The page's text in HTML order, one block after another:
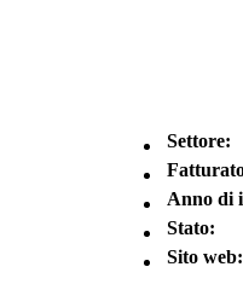
Settore:
Anno di
Stato:
Sito web: